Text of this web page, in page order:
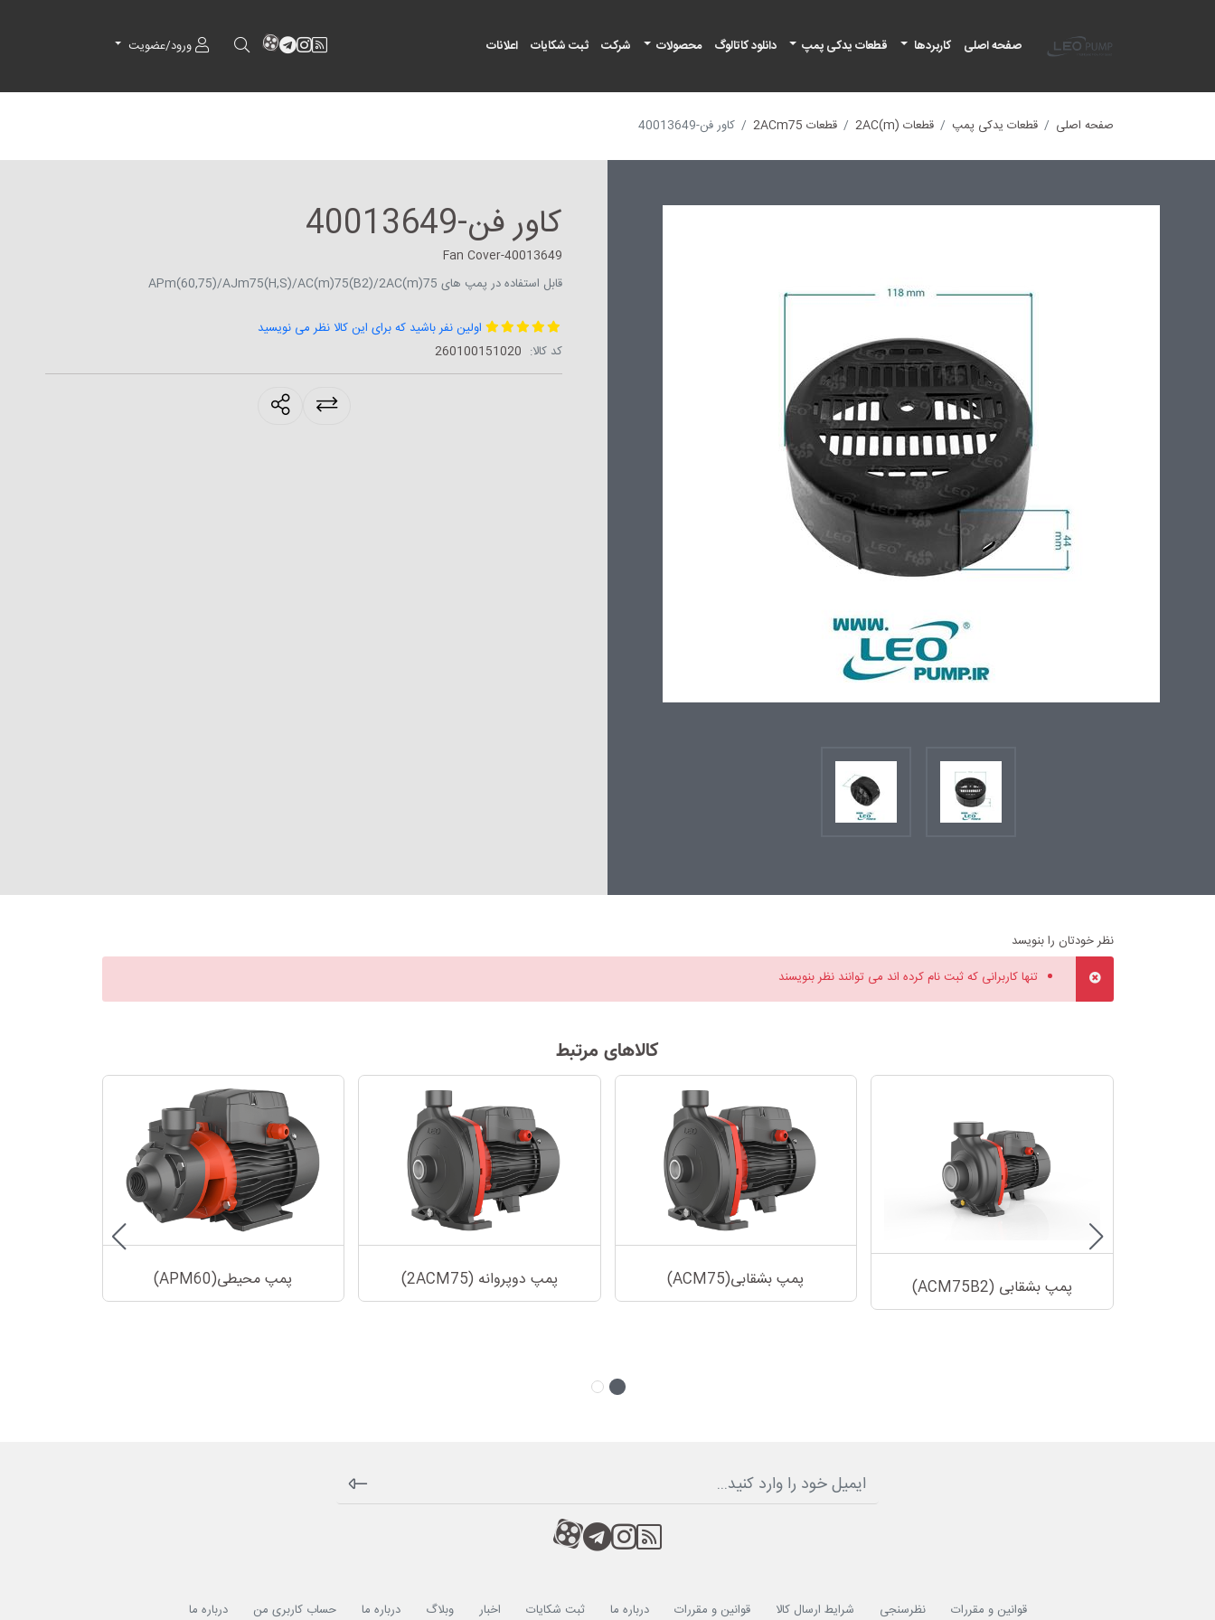
صفحه اصلی
کاربردها قطعات یدکی پمپ دانلود کاتالوگ محصولات شرکت ثبت شکایات اعلانات RSS
کانال آپارات
کانال تلگرام
کانال آپارات ورود/عضویت
صفحه اصلی قطعات یدکی پمپ قطعات (2AC(m قطعات 2ACm75 کاور فن-40013649
کاور فن-40013649
Fan Cover-40013649
قابل استفاده در پمپ های APm(60,75)/AJm75(H,S)/AC(m)75(B2)/2AC(m)75
اولین نفر باشید که برای این کالا نظر می نویسید
کد کالا: ‎260100151020
products.sharing
نظر خودتان را بنویسد
تنها کاربرانی که ثبت نام کرده اند می توانند نظر بنویسند
کالاهای مرتبط
پمپ بشقابی (ACM75B2) پمپ بشقابی(ACM75) پمپ دوپروانه (2ACM75) پمپ محیطی(APM60)
RSS
کانال آپارات
کانال تلگرام
کانال آپارات
قوانین و مقررات نظرسنجی شرایط ارسال کالا قوانین و مقررات درباره ما ثبت شکایات اخبار وبلاگ درباره ما حساب کاربری من درباره ما